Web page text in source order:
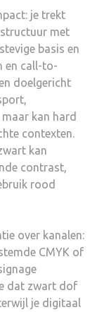
je trekt
met
basis en
en call-to-
doelgericht
kan hard
contexten.
kan
contrast,
rood
over kanalen:
CMYK of
dat zwart dof
je digitaal